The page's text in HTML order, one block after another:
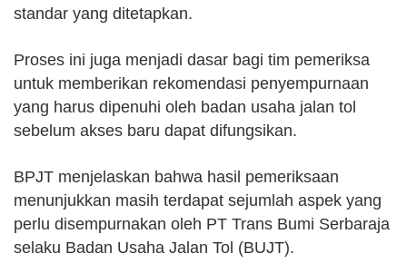
standar yang ditetapkan.
Proses ini juga menjadi dasar bagi tim pemeriksa
untuk memberikan rekomendasi penyempurnaan
yang harus dipenuhi oleh badan usaha jalan tol
sebelum akses baru dapat difungsikan.
BPJT menjelaskan bahwa hasil pemeriksaan
menunjukkan masih terdapat sejumlah aspek yang
perlu disempurnakan oleh PT Trans Bumi Serbaraja
selaku Badan Usaha Jalan Tol (BUJT).